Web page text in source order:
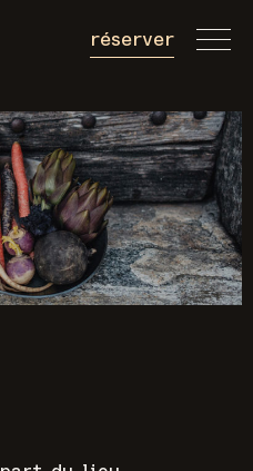
réserver
Réserver
Réserver table
Acheter bon